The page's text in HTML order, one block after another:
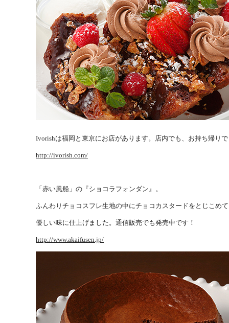
Ivorishは福岡と東京にお店があります。店内でも、お持ち帰り
http://ivorish.com/
「赤い風船」の『ショコラフォンダン』。
ふんわりチョコスフレ生地の中にチョコカスタードをとじこめ
優しい味に仕上げました。通信販売でも発売中です！
http://www.akaifusen.jp/